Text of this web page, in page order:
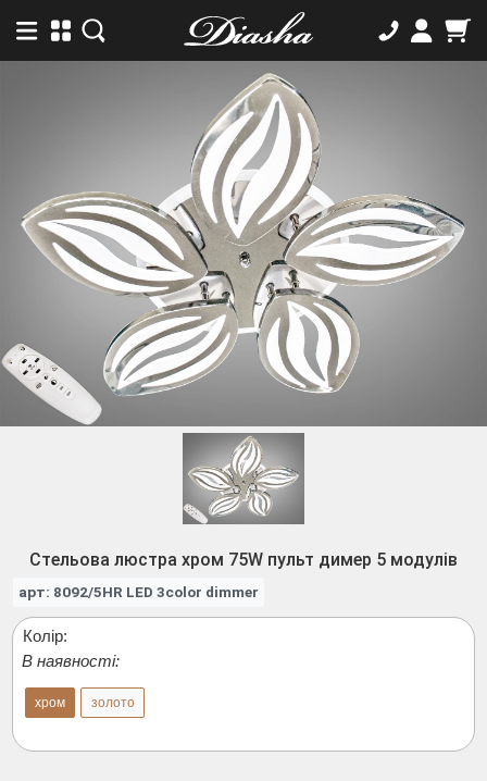
Стельова люстра хром 75W пульт димер 5 модулів
арт: 8092/5HR LED 3color dimmer
Колір:
В наявності:
хром золото